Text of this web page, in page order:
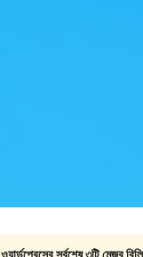
ওয়ার্ডপ্রেসের সর্বশেষ ৩টি মেজর